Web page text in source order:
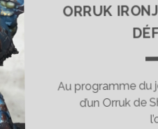
ORRUK
Au programme du
d’un Orruk de